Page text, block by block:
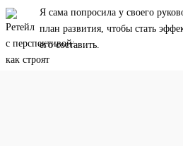
Я сама попросила у своего
план развития, чтобы стать
его составить.